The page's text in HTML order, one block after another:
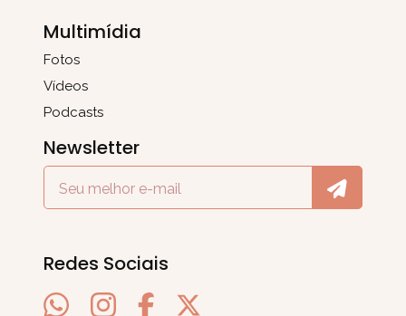
Multimídia
Fotos
Vídeos
Podcasts
Newsletter
Redes Sociais